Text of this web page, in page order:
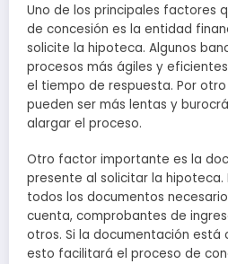
Uno de los principales factores
de concesión es la entidad
solicite la hipoteca. Algunos
procesos más ágiles y
el tiempo de respuesta. Por
pueden ser más lentas y
alargar el proceso.
Otro factor importante es la
presente al solicitar la hipoteca.
todos los documentos
cuenta, comprobantes de
otros. Si la documentación está
esto facilitará el proceso de